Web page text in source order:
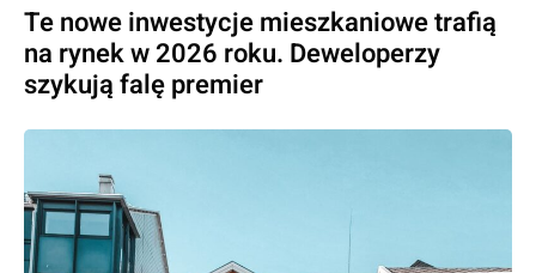
Te nowe inwestycje mieszkaniowe trafią
na rynek w 2026 roku. Deweloperzy
szykują falę premier